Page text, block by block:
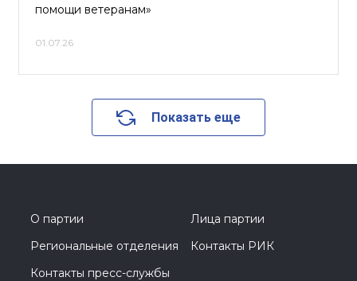
помощи ветеранам»
01.07.26
Показать еще
О партии
Лица партии
Региональные отделения
Контакты РИК
Контакты пресс-службы